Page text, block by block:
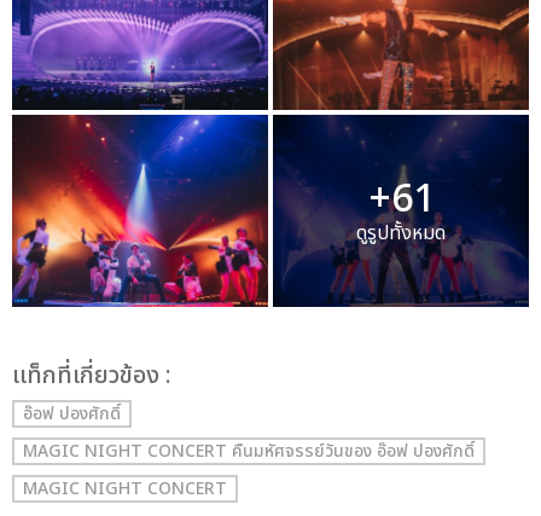
+61
ดูรูปทั้งหมด
เเท็กที่เกี่ยวข้อง :
อ๊อฟ ปองศักดิ์
MAGIC NIGHT CONCERT คืนมหัศจรรย์วันของ อ๊อฟ ปองศักดิ์
MAGIC NIGHT CONCERT